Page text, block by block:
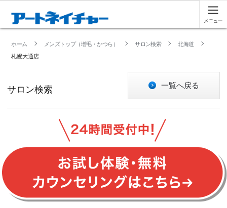
ホーム メンズトップ（増毛・かつら） サロン検索
北海道
札幌大通店
サロン検索 一覧へ戻る